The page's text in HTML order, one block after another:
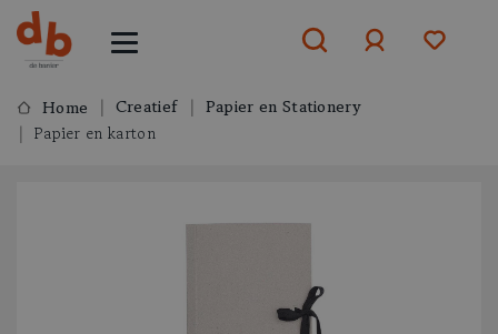
Home Creatief
Papier en Stationery
Papier en karton